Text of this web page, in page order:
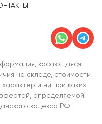
касающаяся
на складе, стоимости
и ни при каких
офертой, определяемой
кодекса РФ.